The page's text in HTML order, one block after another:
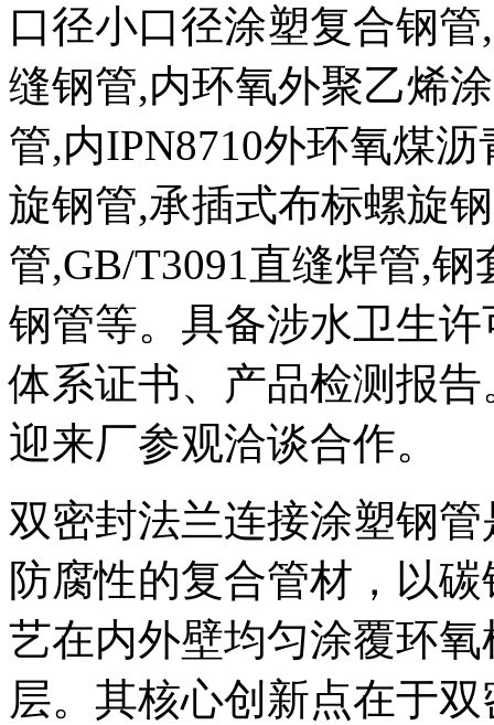
口径小口径涂塑复合钢
缝钢管,内环氧外聚乙烯
管,内IPN8710外环氧煤
旋钢管,承插式布标螺旋
管,GB/T3091直缝焊管,
钢管等。具备涉水卫生
体系证书、产品检测报
迎来厂参观洽谈合作。
双密封法兰连接涂塑钢
防腐性的复合管材，以
艺在内外壁均匀涂覆环
层。其核心创新点在于